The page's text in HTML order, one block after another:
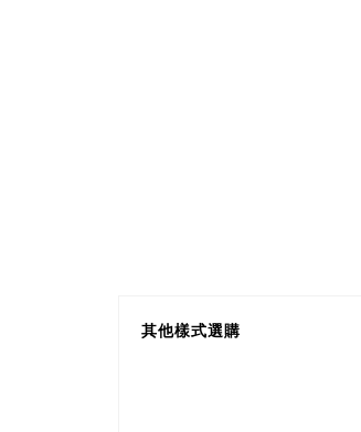
其他樣式選購